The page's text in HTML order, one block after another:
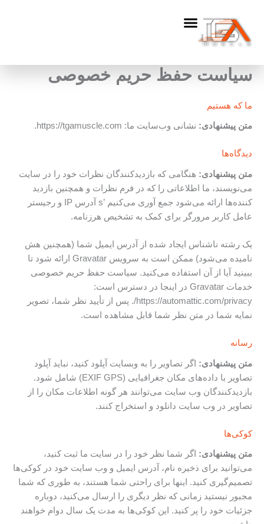
محتوا
سیاست حفظ حریم خصوصی
ما که هستیم
متن پیشنهادی: نشانی وب‌سایت ما: https://tgamuscle.com.
دیدگاه‌ها
متن پیشنهادی: هنگامی که بازدیدکنندگان نظرات خود را در سایت
می‌نویسند، ما اطلاعاتی را که در فرم نظرات و همچنین بازدید
کننده‌ها ارائه می‌شود جمع آوری می‌کنیم ’s آدرس IP و رجیستر
عامل کاربر مرورگر برای کمک به تشخیص هرزنامه.
یک رشته ناشناس ایجاد شده از آدرس ایمیل شما (همچنین هش
نامیده می‌شود) ممکن است به سرویس Gravatar ارائه شود تا
ببینید آیا از آن استفاده می‌کنید. سیاست حفظ حریم خصوصی
خدمات Gravatar در اینجا در دسترس است:
https://automattic.com/privacy/. پس از تأیید نظر شما، تصویر
نمایه شما در متن نظر شما قابل مشاهده است.
رسانه
متن پیشنهادی: اگر تصاویر را به وبسایت آپلود کنید، نباید آپلود
تصاویر با داده‌های مکان جغرافیایی (EXIF GPS) شامل شود.
بازدیدکنندگان وب سایت می‌توانند هر گونه اطلاعات مکان را از
تصاویر در وب سایت دانلود و استخراج کنند.
کوکی‌ها
متن پیشنهادی: اگر شما نظر خود را در سایت ما ثبت کنید،
می‌توانید برای ذخیره نام، آدرس ایمیل و وب سایت خود در کوکی‌ها
تصمیم‌گیری کنید. اینها برای راحتی شما هستند، به طوری که شما
مجبور نیستید زمانی که نظر دیگری را ارسال می‌کنید، دوباره
جزئیات خود را پر کنید. این کوکی‌ها به مدت یک سال دوام خواهند